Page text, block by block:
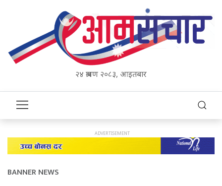
२४ श्रावण २०८३, आइतबार
BANNER NEWS